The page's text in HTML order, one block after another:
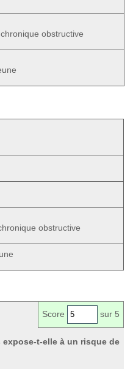
obstructive
obstructive
Score sur 5
t-elle à un risque de